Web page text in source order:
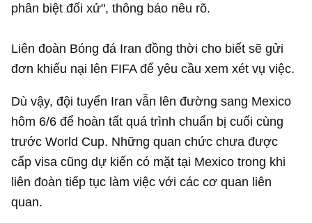
phân biệt đối xử", thông báo nêu rõ.
Liên đoàn Bóng đá Iran đồng thời cho biết sẽ gửi
đơn khiếu nại lên FIFA để yêu cầu xem xét vụ việc.
Dù vậy, đội tuyển Iran vẫn lên đường sang Mexico
hôm 6/6 để hoàn tất quá trình chuẩn bị cuối cùng
trước World Cup. Những quan chức chưa được
cấp visa cũng dự kiến có mặt tại Mexico trong khi
liên đoàn tiếp tục làm việc với các cơ quan liên
quan.